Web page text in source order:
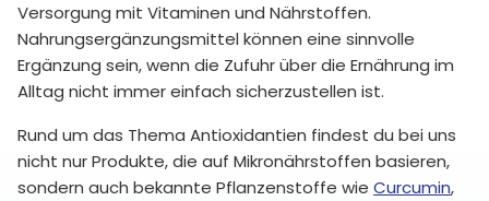
Versorgung mit Vitaminen und Nährstoffen.
Nahrungsergänzungsmittel können eine sinnvolle
Ergänzung sein, wenn die Zufuhr über die Ernährung im
Alltag nicht immer einfach sicherzustellen ist.
Rund um das Thema Antioxidantien findest du bei uns
nicht nur Produkte, die auf Mikronährstoffen basieren,
sondern auch bekannte Pflanzenstoffe wie Curcumin,